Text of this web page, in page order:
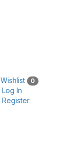
Wishlist 0
Log In
Register